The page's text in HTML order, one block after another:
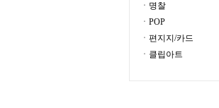
ㆍ명찰
ㆍPOP
ㆍ편지지/카드
ㆍ클립아트